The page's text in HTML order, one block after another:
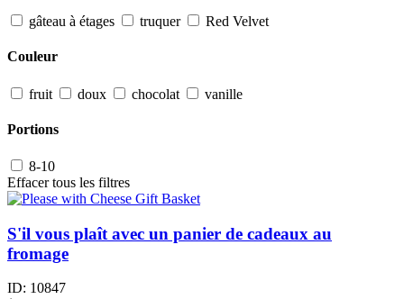
gâteau à étages truquer Red Velvet
Couleur
fruit doux chocolat vanille
Portions
8-10
Effacer tous les filtres
S'il vous plaît avec un panier de cadeaux au
fromage
ID: 10847